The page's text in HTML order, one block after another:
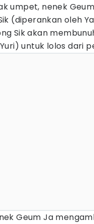
umpet, nenek
(diperankan oleh
Sik akan
untuk lolos dari
Geum Ja